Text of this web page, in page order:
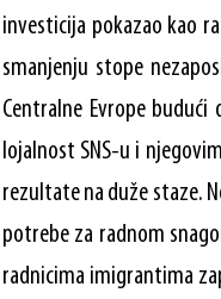
investicija pokazao kao
smanjenju stope
Centralne Evrope
lojalnost SNS-u i
rezultate na duže staze.
potrebe za radnom
radnicima imigrantima